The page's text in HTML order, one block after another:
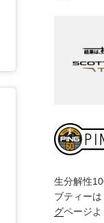
生分解性
ブティーは
グページよ